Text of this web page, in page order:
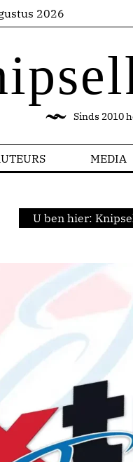
2026
Sinds 2010
MEDIA
U ben hier: